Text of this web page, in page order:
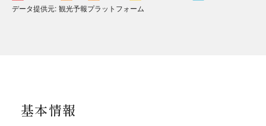
データ提供元: 観光予報プラットフォーム
基本情報